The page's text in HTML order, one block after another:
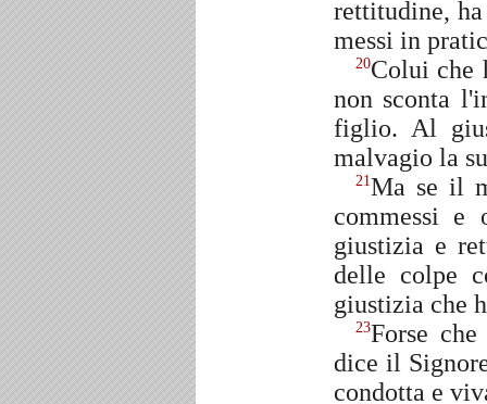
rettitudine,
messi in
20Colui che
non sconta
figlio. Al
malvagio la
21Ma se il
commessi e
giustizia e
delle colpe
giustizia che
23Forse
dice il
condotta e